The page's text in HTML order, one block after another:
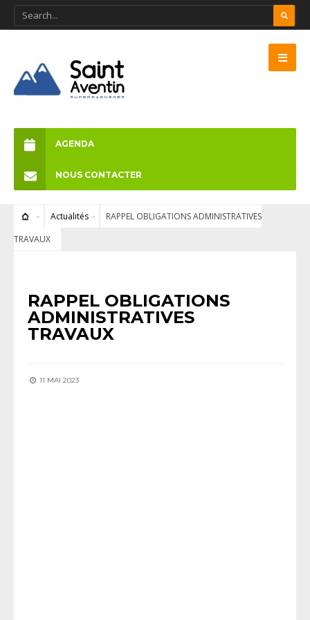
AGENDA
NOUS CONTACTER
Actualités
RAPPEL OBLIGATIONS ADMINISTRATIVES
TRAVAUX
RAPPEL OBLIGATIONS
ADMINISTRATIVES
TRAVAUX
11 MAI 2023